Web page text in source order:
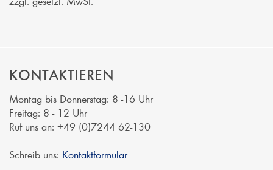
KONTAKTIEREN
Montag bis Donnerstag: 8 -16 Uhr
Freitag: 8 - 12 Uhr
Ruf uns an: +49 (0)7244 62-130
Schreib uns: Kontaktformular